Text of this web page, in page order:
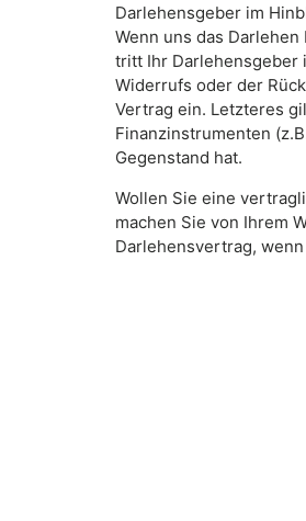
Darlehensgeber im
Wenn uns das
tritt Ihr Darlehensgeber
Widerrufs oder der
Vertrag ein. Letzteres
Finanzinstrumenten
Gegenstand hat.
Wollen Sie eine
machen Sie von Ihrem
Darlehensvertrag,